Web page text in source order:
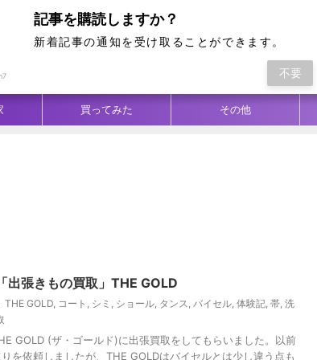
買ってみた その他
出張きもの買取」THE GOLD
THE GOLD コート シミ ショール タンス バイセル 体験記 帯 洗
GOLD (ザ・ゴールド)に出張買取をしてもらいました。以前
を依頼しましたが、THE GOLDはバイセルとは少し違う点も
記事を購読しますか？
新着記事の通知を受け取ることができます。
不要